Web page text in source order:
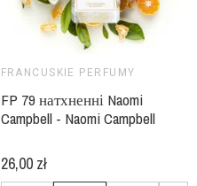
FRANCUSKIE PERFUMY
FP 79 натхненні Naomi
Campbell - Naomi Campbell
26,00 zł